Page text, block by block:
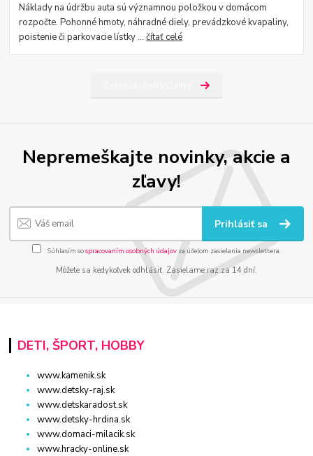
Náklady na údržbu auta sú významnou položkou v domácom
rozpočte. Pohonné hmoty, náhradné diely, prevádzkové kvapaliny,
poistenie či parkovacie lístky ...čítať celé
Nepremeškajte novinky, akcie a
zľavy!
Prihlásiť sa
Súhlasím sospracovaním osobných údajov za účelom zasielania newslettera.
Môžete sa kedykoľvek odhlásiť. Zasielame raz za 14 dní.
DETI, ŠPORT, HOBBY
www.kamenik.sk
www.detsky-raj.sk
www.detskaradost.sk
www.detsky-hrdina.sk
www.domaci-milacik.sk
www.hracky-online.sk